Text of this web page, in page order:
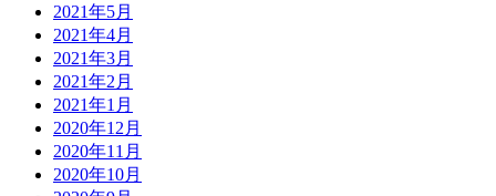
2021年5月
2021年4月
2021年3月
2021年2月
2021年1月
2020年12月
2020年11月
2020年10月